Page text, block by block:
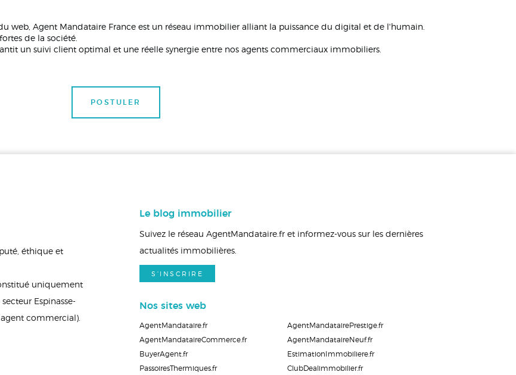
web, Agent Mandataire France est un réseau immobilier alliant la puissance du digital et de l'humain.
de la société.
un suivi client optimal et une réelle synergie entre nos agents commerciaux immobiliers.
POSTULER
éthique et
uniquement
Espinasse-
commercial).
Le blog immobilier
Suivez le réseau AgentMandataire.fr et informez-vous sur les dernières
actualités immobilières.
S'INSCRIRE
Nos sites web
AgentMandataire.fr
AgentMandatairePrestige.fr
AgentMandataireCommerce.fr
AgentMandataireNeuf.fr
BuyerAgent.fr
EstimationImmobiliere.fr
PassoiresThermiques.fr
ClubDealimmobilier.fr